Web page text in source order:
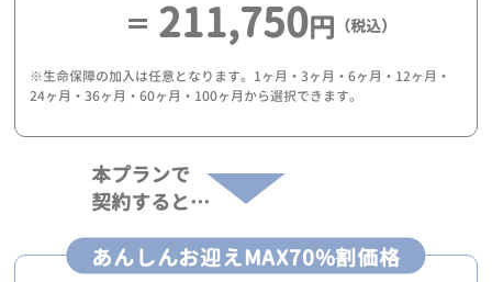
211,750円 （税込）
※生命保障の加入は任意となります。1ヶ月・3ヶ月・6ヶ月・12ヶ月・
24ヶ月・36ヶ月・60ヶ月・100ヶ月から選択できます。
本プランで
契約すると…
あんしんお迎えMAX70%割価格